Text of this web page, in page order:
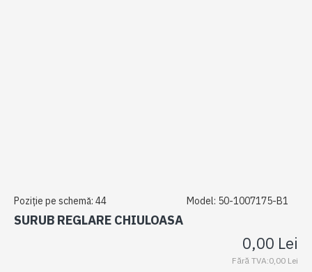
Poziție pe schemă: 44 Model: 50-1007175-B1
SURUB REGLARE CHIULOASA
0,00 Lei
Fără TVA:0,00 Lei